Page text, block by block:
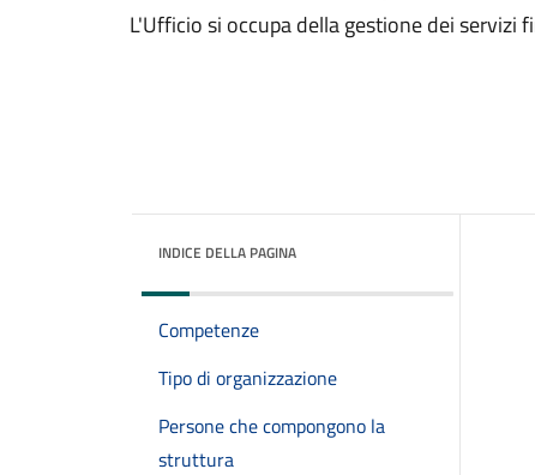
L'Ufficio si occupa della gestione dei servizi
INDICE DELLA PAGINA
Competenze
Tipo di organizzazione
Persone che compongono la
struttura